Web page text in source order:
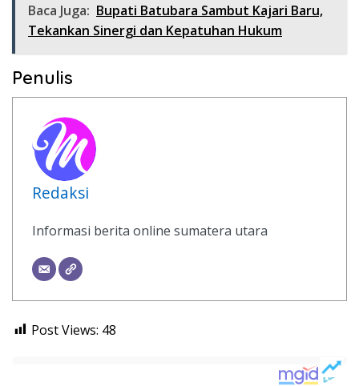
Baca Juga: Bupati Batubara Sambut Kajari Baru,
Tekankan Sinergi dan Kepatuhan Hukum
Penulis
Redaksi
Informasi berita online sumatera utara
Post Views: 48